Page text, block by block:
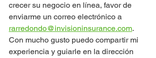
crecer su negocio en línea, favor de
enviarme un correo electrónico a
rarredondo@invisioninsurance.com.
Con mucho gusto puedo compartir mi
experiencia y guiarle en la dirección